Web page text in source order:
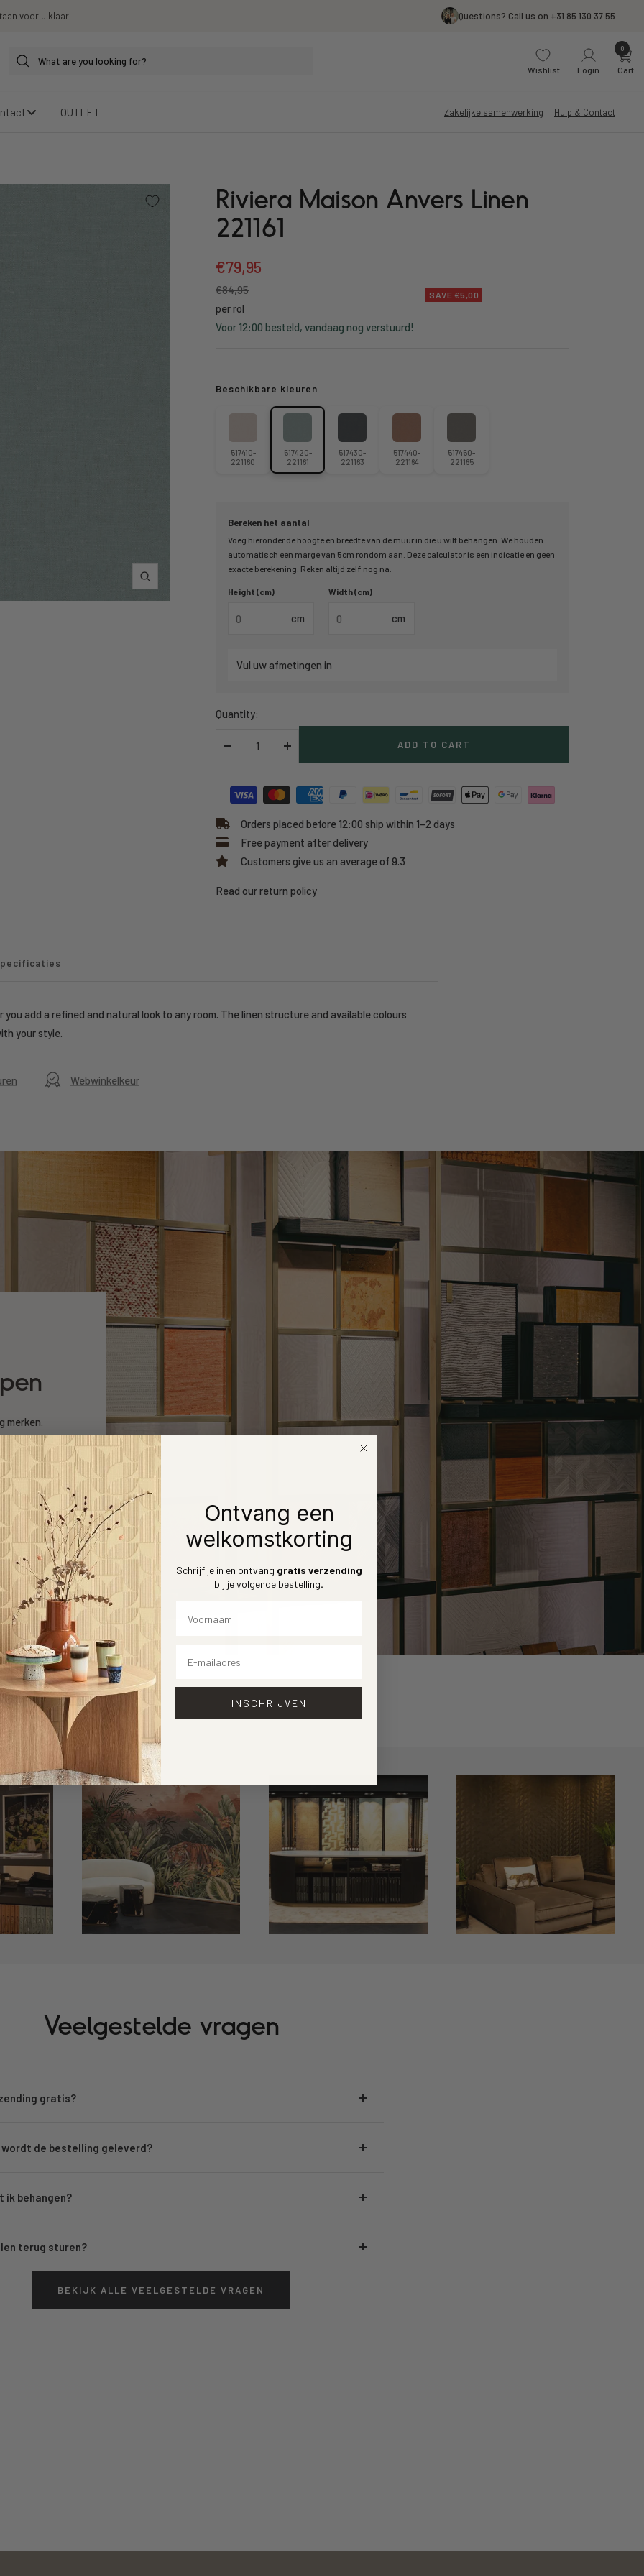
voor u klaar! Questions? Call us on +31 85 130 37 55
Wishlist Login Cart
0
OUTLET Zakelijke samenwerking Hulp & Contact
Zoom
Riviera Maison Anvers Linen
221161
Sale
price
€79,95
Regular
price
€84,95
per rol
Voor 12:00 besteld, vandaag nog verstuurd!
SAVE €5,00
Bereken het aantal
Voeg hieronder de hoogte en breedte van de muur in die u wilt behangen. We houden
automatisch een marge van 5cm rondom aan. Deze calculator is een indicatie en geen
exacte berekening. Reken altijd zelf nog na.
Height (cm)
cm
Width (cm)
cm
Vul uw afmetingen in
Beschikbare kleuren
517410-
221160
517420-
221161
517430-
221163
517440-
221164
517450-
221165
Quantity:
Decrease
ADD TO CART
Orders placed before 12:00 ship within 1–2 days
Free payment after delivery
Customers give us an average of 9.3
Read our return policy
you add a refined and natural look to any room. The linen structure and available colours
your style.
Webwinkelkeur
merken.
Aarzel
Veelgestelde vragen
gratis?
wordt de bestelling geleverd?
ik behangen?
terug sturen?
BEKIJK ALLE VEELGESTELDE VRAGEN
Ontvang een
welkomstkorting
Schrijf je in en ontvang gratis verzending
bij je volgende bestelling.
INSCHRIJVEN